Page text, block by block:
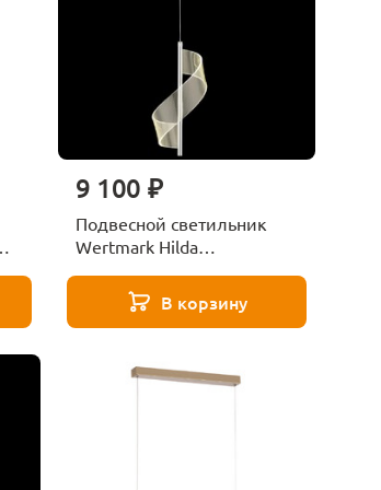
9 100 ₽
Подвесной светильник
Wertmark Hilda
В корзину